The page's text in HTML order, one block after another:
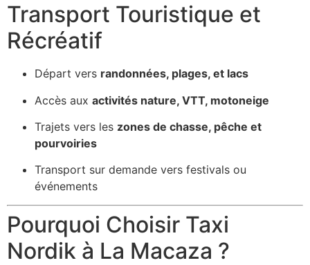
Transport Touristique et
Récréatif
Départ vers randonnées, plages, et lacs
Accès aux activités nature, VTT, motoneige
Trajets vers les zones de chasse, pêche et
pourvoiries
Transport sur demande vers festivals ou
événements
Pourquoi Choisir Taxi
Nordik à La Macaza ?